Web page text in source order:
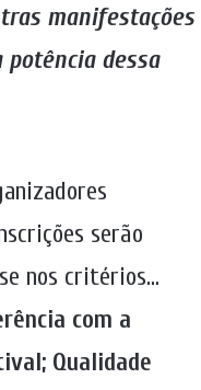
manifestações
dessa
serão
nos critérios…
com a
Qualidade